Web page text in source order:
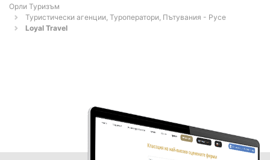
Орли Туризъм
Туристически агенции, Туроператори, Пътувания - Русе
Loyal Travel